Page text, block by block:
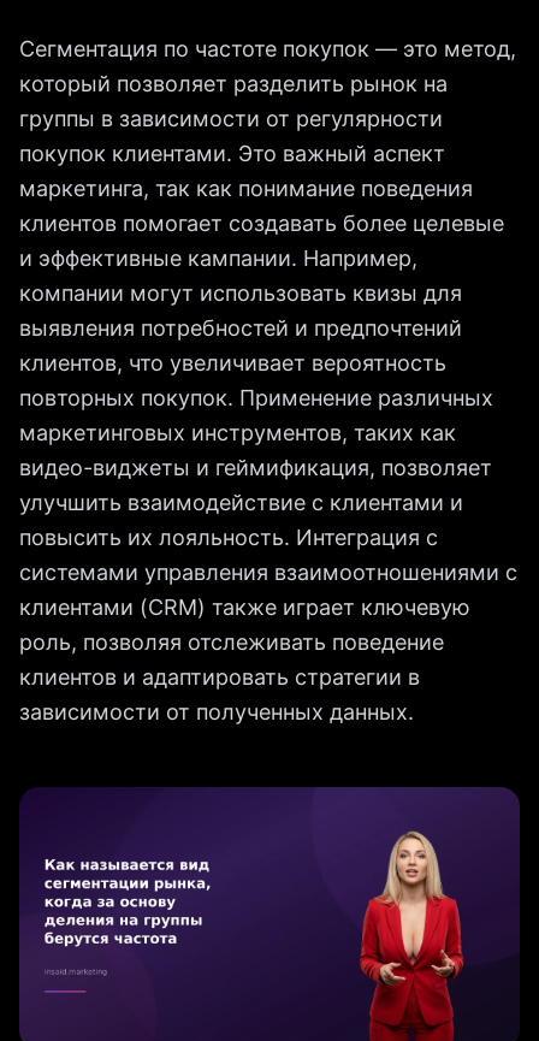
Сегментация по частоте покупок — это метод,
который позволяет разделить рынок на
группы в зависимости от регулярности
покупок клиентами. Это важный аспект
маркетинга, так как понимание поведения
клиентов помогает создавать более целевые
и эффективные кампании. Например,
компании могут использовать квизы для
выявления потребностей и предпочтений
клиентов, что увеличивает вероятность
повторных покупок. Применение различных
маркетинговых инструментов, таких как
видео-виджеты и геймификация, позволяет
улучшить взаимодействие с клиентами и
повысить их лояльность. Интеграция с
системами управления взаимоотношениями с
клиентами (CRM) также играет ключевую
роль, позволяя отслеживать поведение
клиентов и адаптировать стратегии в
зависимости от полученных данных.